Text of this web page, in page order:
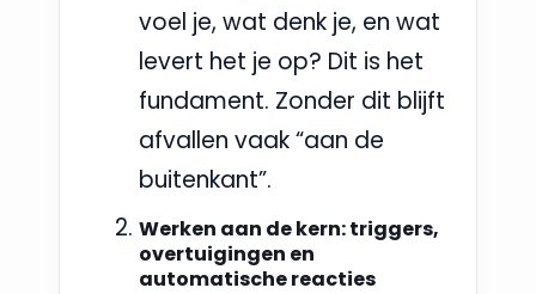
voel je, wat denk je, en wat
levert het je op? Dit is het
fundament. Zonder dit blijft
afvallen vaak “aan de
buitenkant”.
Werken aan de kern: triggers,
overtuigingen en
automatische reacties